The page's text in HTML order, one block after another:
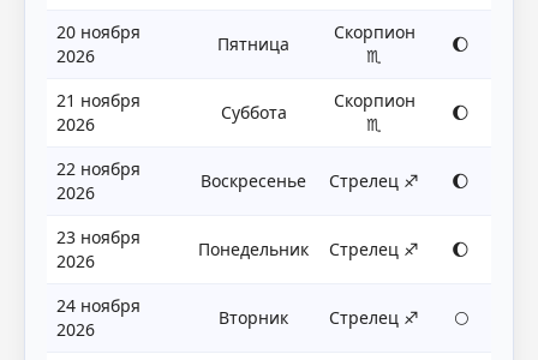
20 ноября
2026
Пятница
Скорпион
♏
🌔
21 ноября
2026
Суббота
Скорпион
♏
🌔
22 ноября
2026
Воскресенье Стрелец ♐ 🌔
23 ноября
2026
Понедельник Стрелец ♐ 🌔
24 ноября
2026
Вторник Стрелец ♐ 🌕